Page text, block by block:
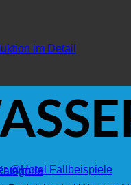
im Detail
@Hotel Fallbeispiele